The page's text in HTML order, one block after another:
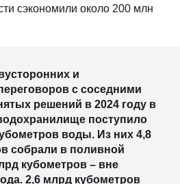
сэкономили около 200 млн
и
с соседними
решений в 2024 году в
поступило
воды. Из них 4,8
собрали в поливной
кубометров – вне
2,6 млрд кубометров